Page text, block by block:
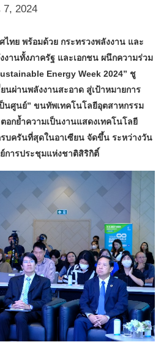
2024
ไทย พร้อมด้วย กระทรวงพลังงาน และ
านทั้งภาครัฐ และเอกชน ผนึกความร่วม
Energy Week 2024” ชู
นผ่านพลังงานสะอาด สู่เป้าหมายการ
นศูนย์” ขนทัพเทคโนโลยีอุตสาหกรรม
อกย้ำความเป็นงานแสดงเทคโนโลยี
บครันที่สุดในอาเซียน จัดขึ้น ระหว่างวัน
การประชุมแห่งชาติสิริกิติ์